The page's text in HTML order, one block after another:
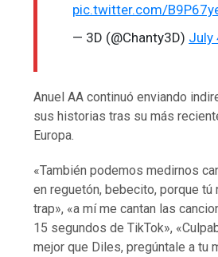
pic.twitter.com/
— 3D (@Chanty3D) July
Anuel AA continuó enviando
sus historias tras su más
Europa.
«También podemos medirnos
en reguetón, bebecito, porque tú
trap», «a mí me cantan las
15 segundos de TikTok»,
mejor que Diles, pregúntale a tu